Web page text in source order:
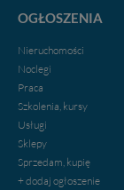
OGŁOSZENIA
Nieruchomości
Noclegi
Praca
Szkolenia, kursy
Usługi
Sklepy
Sprzedam, kupię
+ dodaj ogłoszenie